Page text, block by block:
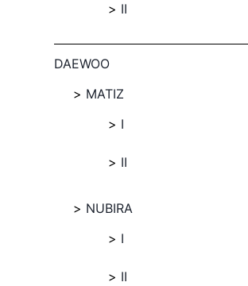
II
DAEWOO
MATIZ
I
II
NUBIRA
I
II